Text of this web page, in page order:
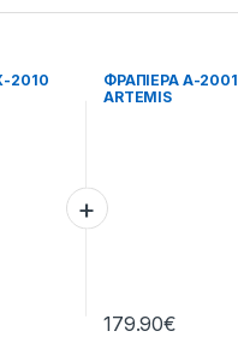
2010
ΦΡΑΠΙΕΡΑ Α-2001
ARTEMIS
179.90€